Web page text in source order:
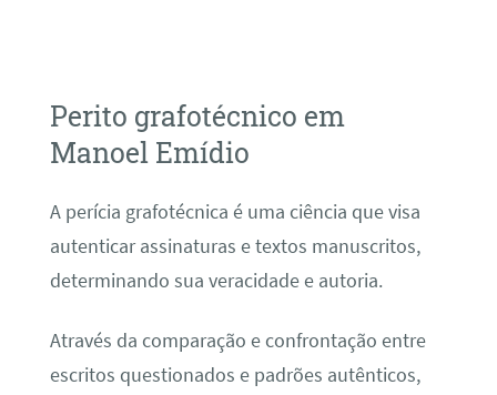
Perito grafotécnico em
Manoel Emídio
A perícia grafotécnica é uma ciência que visa
autenticar assinaturas e textos manuscritos,
determinando sua veracidade e autoria.
Através da comparação e confrontação entre
escritos questionados e padrões autênticos,